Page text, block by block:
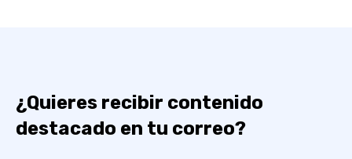
¿Quieres recibir contenido
destacado en tu correo?